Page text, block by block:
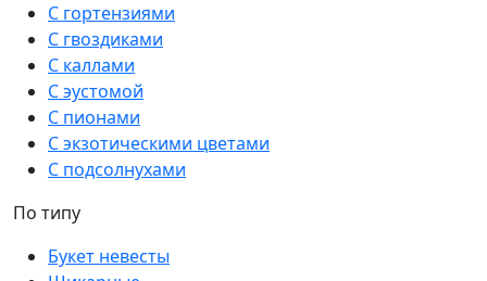
С гортензиями
С гвоздиками
С каллами
С эустомой
С пионами
С экзотическими цветами
С подсолнухами
По типу
Букет невесты